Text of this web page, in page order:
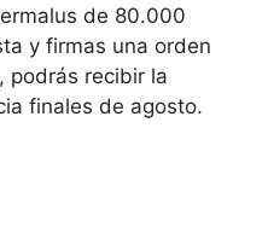
de 80.000
y firmas una orden
podrás recibir la
finales de agosto.